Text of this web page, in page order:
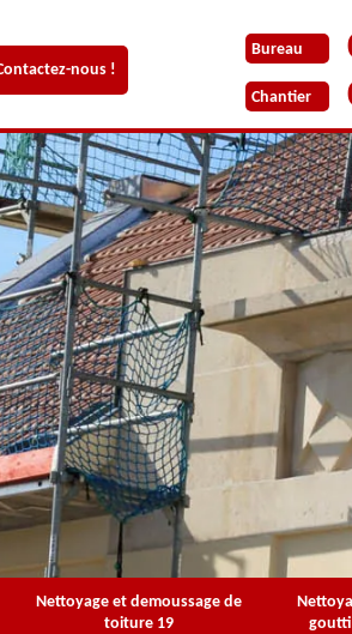
nous !
Bureau
Chantier
Nettoyage et demoussage de
toiture 19